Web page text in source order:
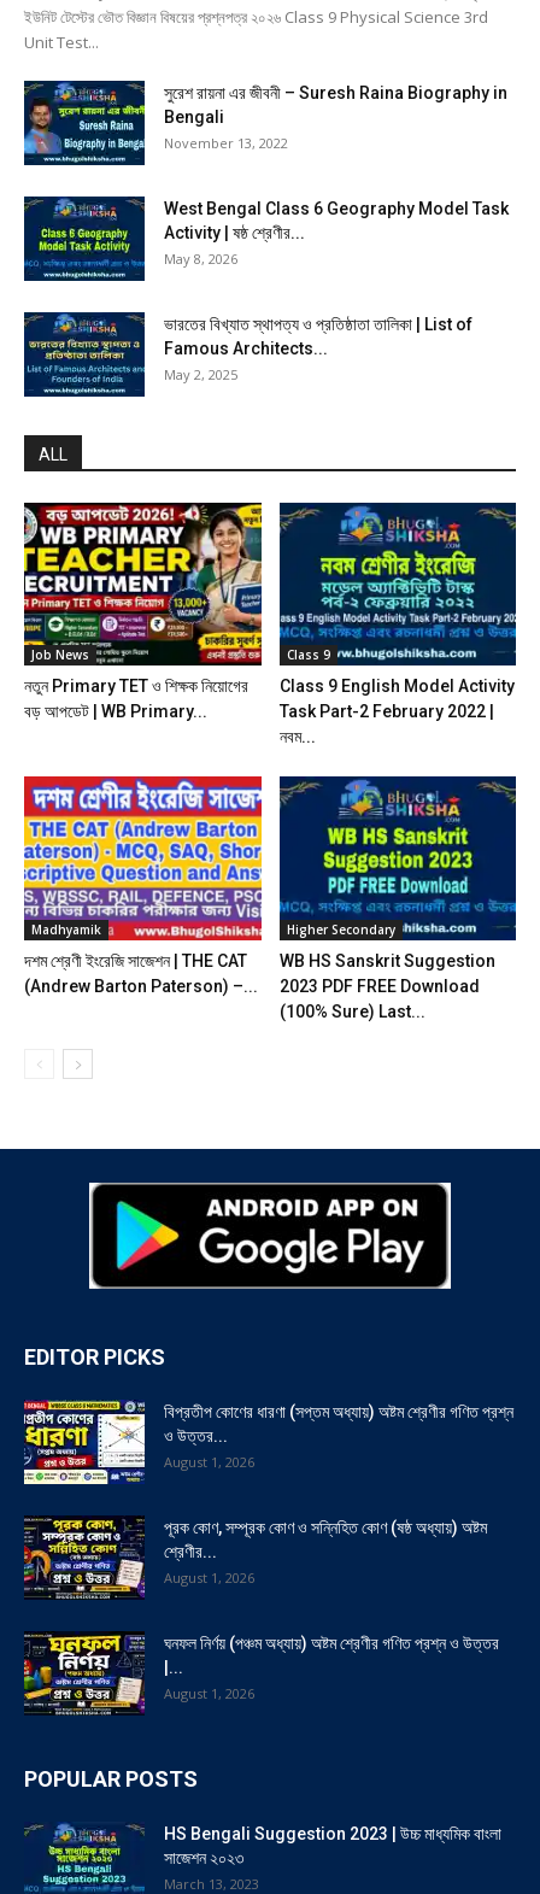
ইউনিট টেস্টের ভৌত বিজ্ঞান বিষয়ের প্রশ্নপত্র ২০২৬ Class 9 Physical Science 3rd
Unit Test...
সুরেশ রায়না এর জীবনী – Suresh Raina Biography in
Bengali
November 13, 2022
West Bengal Class 6 Geography Model Task
Activity | ষষ্ঠ শ্রেণীর...
May 8, 2026
ভারতের বিখ্যাত স্থাপত্য ও প্রতিষ্ঠাতা তালিকা | List of
Famous Architects...
May 2, 2025
ALL
Job News
নতুন Primary TET ও শিক্ষক নিয়োগের
বড় আপডেট | WB Primary...
Class 9
Class 9 English Model Activity
Task Part-2 February 2022 |
নবম...
Madhyamik
দশম শ্রেণী ইংরেজি সাজেশন | THE CAT
(Andrew Barton Paterson) –...
Higher Secondary
WB HS Sanskrit Suggestion
2023 PDF FREE Download
(100% Sure) Last...
EDITOR PICKS
বিপ্রতীপ কোণের ধারণা (সপ্তম অধ্যায়) অষ্টম শ্রেণীর গণিত প্রশ্ন
ও উত্তর...
August 1, 2026
পূরক কোণ, সম্পূরক কোণ ও সন্নিহিত কোণ (ষষ্ঠ অধ্যায়) অষ্টম
শ্রেণীর...
August 1, 2026
ঘনফল নির্ণয় (পঞ্চম অধ্যায়) অষ্টম শ্রেণীর গণিত প্রশ্ন ও উত্তর
|...
August 1, 2026
POPULAR POSTS
HS Bengali Suggestion 2023 | উচ্চ মাধ্যমিক বাংলা
সাজেশন ২০২৩
March 13, 2023